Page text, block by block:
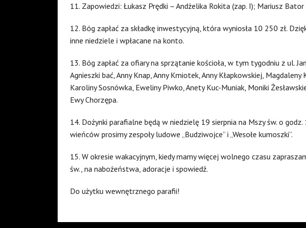
11. Zapowiedzi: Łukasz Prędki – Andżelika Rokita (zap. I); Mariusz
12. Bóg zapłać za składkę inwestycyjną, która wyniosła 10 250 zł.
inne niedziele i wpłacane na konto.
13. Bóg zapłać za ofiary na sprzątanie kościoła, w tym tygodniu z ul.
Agnieszki bać, Anny Knap, Anny Kmiotek, Anny Kłapkowskiej, Magdaleny
Karoliny Sosnówka, Eweliny Piwko, Anety Kuc-Muniak, Moniki
Ewy Chorzępa.
14. Dożynki parafialne będą w niedzielę 19 sierpnia na Mszy św. o
wieńców prosimy zespoły ludowe „Budziwojce” i „Wesołe kumoszki”.
15. W okresie wakacyjnym, kiedy mamy więcej wolnego czasu
św., na nabożeństwa, adoracje i spowiedź.
Do użytku wewnętrznego parafii!